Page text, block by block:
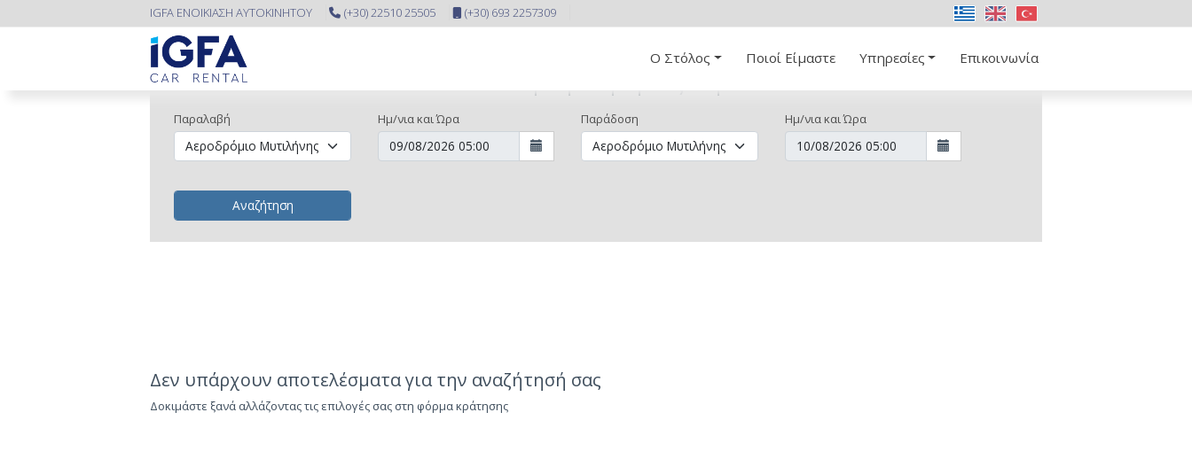
IGFA ΕΝΟΙΚΙΑΣΗ ΑΥΤΟΚΙΝΗΤΟΥ (+30) 22510 25505 (+30) 693 2257309
Ο Στόλος Ποιοί Είμαστε Υπηρεσίες Επικοινωνία
Παραλαβή Ημ/νια και Ώρα Παράδοση Ημ/νια και Ώρα
Αναζήτηση
Δεν υπάρχουν αποτελέσματα για την αναζήτησή σας
Δοκιμάστε ξανά αλλάζοντας τις επιλογές σας στη φόρμα κράτησης